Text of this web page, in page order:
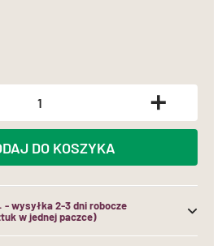
DO KOSZYKA
- wysyłka 2-3 dni robocze
w jednej paczce)
maksymalnie 6 sztuk róż w